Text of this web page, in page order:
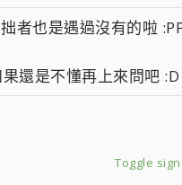
者也是遇過沒有的啦
還是不懂再上來問吧
Toggle